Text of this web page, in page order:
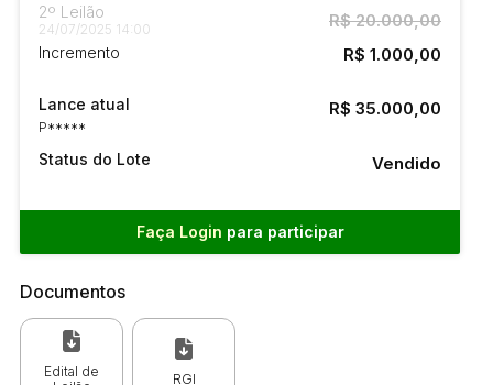
2º Leilão
24/07/2025 14:00 R$ 20.000,00
Incremento R$ 1.000,00
Lance atual
P*****
R$ 35.000,00
Status do Lote Vendido
Faça Login para participar
Documentos
Edital de
RGI